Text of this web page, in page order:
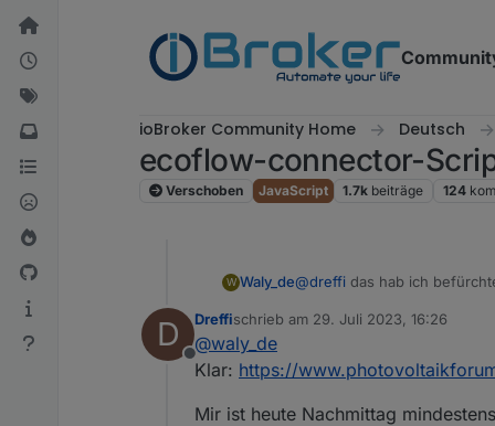
Weiter zum Inhalt
ioBroker Community Home Deutsch
ecoflow-connector-
Verschoben JavaScript 1.7k beiträge 124
W Waly_de@dreffi das hab ich
D
Offline
Dreffischrieb am 29. Juli 2023, 16:26
zuletzt editiert von
@waly_de
Klar: https://
Mir ist heute Nachmittag